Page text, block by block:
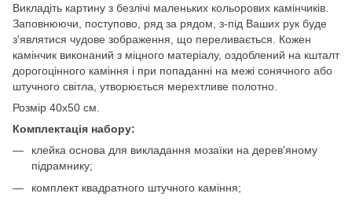
Викладіть картину з безлічі маленьких кольорових камінчиків.
Заповнюючи, поступово, ряд за рядом, з-під Ваших рук буде
з'являтися чудове зображення, що переливається. Кожен
камінчик виконаний з міцного матеріалу, оздоблений на кшталт
дорогоцінного каміння і при попаданні на межі сонячного або
штучного світла, утворюється мерехтливе полотно.
Розмір 40x50 см.
Комплектація набору:
клейка основа для викладання мозаїки на дерев'яному
підрамнику;
комплект квадратного штучного каміння;